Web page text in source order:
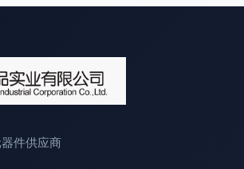
件供应商